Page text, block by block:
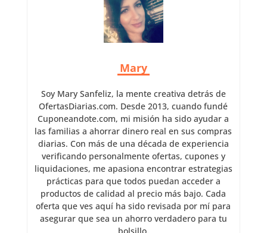
Mary
Soy Mary Sanfeliz, la mente creativa detrás de
OfertasDiarias.com. Desde 2013, cuando fundé
Cuponeandote.com, mi misión ha sido ayudar a
las familias a ahorrar dinero real en sus compras
diarias. Con más de una década de experiencia
verificando personalmente ofertas, cupones y
liquidaciones, me apasiona encontrar estrategias
prácticas para que todos puedan acceder a
productos de calidad al precio más bajo. Cada
oferta que ves aquí ha sido revisada por mí para
asegurar que sea un ahorro verdadero para tu